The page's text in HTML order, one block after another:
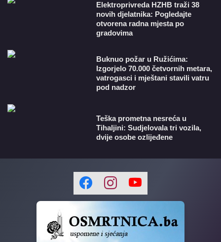
​Elektroprivreda HZHB traži 38
novih djelatnika: Pogledajte
otvorena radna mjesta po
gradovima
Buknuo požar u Ružićima:
Izgorjelo 70.000 četvornih metara,
vatrogasci i mještani stavili vatru
pod nadzor
Teška prometna nesreća u
Tihaljini: Sudjelovala tri vozila,
dvije osobe ozlijeđene